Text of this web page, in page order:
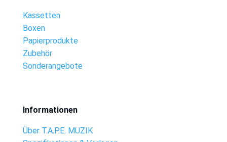
Kassetten
Boxen
Papierprodukte
Zubehör
Sonderangebote
Informationen
Über T.A.P.E. MUZIK